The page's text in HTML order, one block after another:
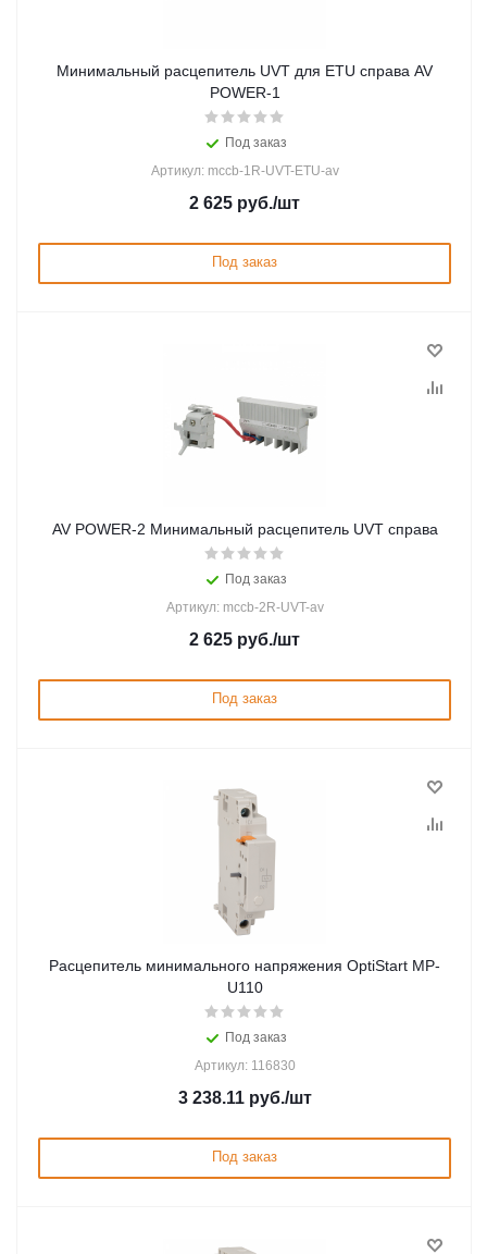
Минимальный расцепитель UVT для ETU справа AV
POWER-1
Под заказ
Артикул: mccb-1R-UVT-ETU-av
2 625 руб./шт
Под заказ
AV POWER-2 Минимальный расцепитель UVT справа
Под заказ
Артикул: mccb-2R-UVT-av
2 625 руб./шт
Под заказ
Расцепитель минимального напряжения OptiStart MP-
U110
Под заказ
Артикул: 116830
3 238.11руб./шт
Под заказ